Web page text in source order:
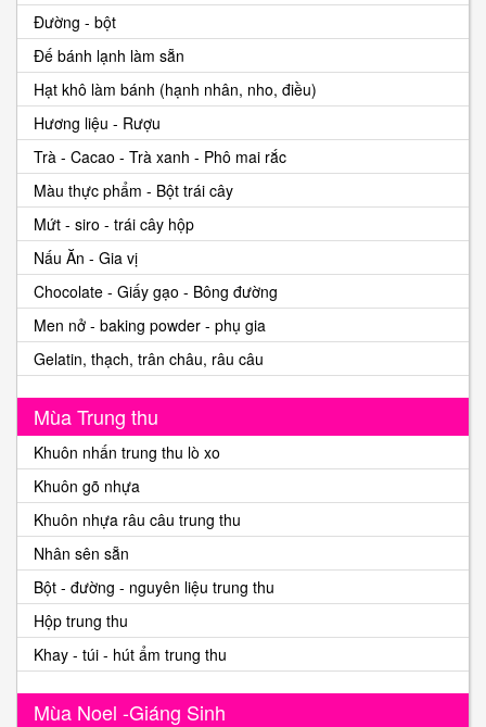
Đường - bột
Đế bánh lạnh làm sẵn
Hạt khô làm bánh (hạnh nhân, nho, điều)
Hương liệu - Rượu
Trà - Cacao - Trà xanh - Phô mai rắc
Màu thực phẩm - Bột trái cây
Mứt - siro - trái cây hộp
Nấu Ăn - Gia vị
Chocolate - Giấy gạo - Bông đường
Men nở - baking powder - phụ gia
Gelatin, thạch, trân châu, râu câu
Mùa Trung thu
Khuôn nhấn trung thu lò xo
Khuôn gõ nhựa
Khuôn nhựa râu câu trung thu
Nhân sên sẵn
Bột - đường - nguyên liệu trung thu
Hộp trung thu
Khay - túi - hút ẩm trung thu
Mùa Noel -Giáng Sinh